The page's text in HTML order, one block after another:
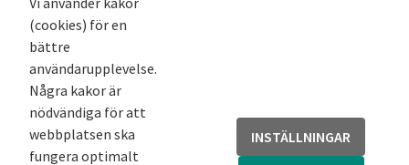
Andra webbplatser
Arkivsök
Fornsök
Fornreg
Bebyggelseregistret
(cookies) för en
bättre
användarupplevelse.
Några kakor är
nödvändiga för att
webbplatsen ska
fungera optimalt
INSTÄLLNINGAR